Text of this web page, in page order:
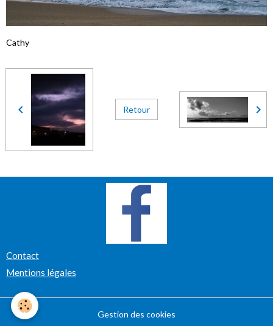
Cathy
Retour
Contact
Mentions légales
Gestion des cookies